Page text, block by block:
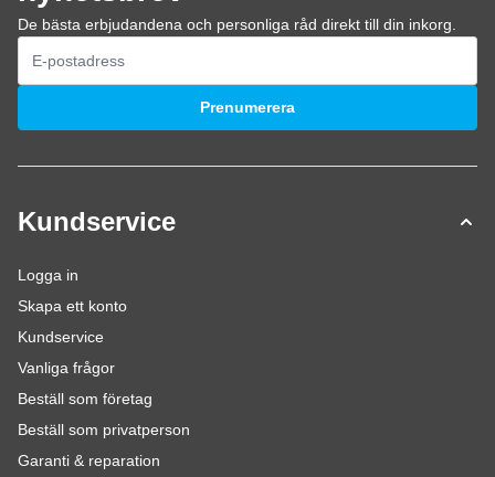
De bästa erbjudandena och personliga råd direkt till din inkorg.
E-postadress
Prenumerera
Kundservice
Logga in
Skapa ett konto
Kundservice
Vanliga frågor
Beställ som företag
Beställ som privatperson
Garanti & reparation